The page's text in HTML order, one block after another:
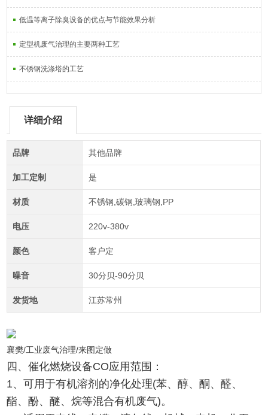
低温等离子除臭设备的优点与节能效果分析
定型机废气治理的主要两种工艺
不锈钢洗涤塔的工艺
详细介绍
品牌 其他品牌
加工定制 是
材质 不锈钢,碳钢,玻璃钢,PP
电压 220v-380v
颜色 客户定
噪音 30分贝-90分贝
发货地 江苏常州
襄樊/工业废气治理/来图定做
四、催化燃烧设备CO应用范围：
1、可用于有机溶剂的净化处理(苯、醇、酮、醛、
酯、酚、醚、烷等混合有机废气)。